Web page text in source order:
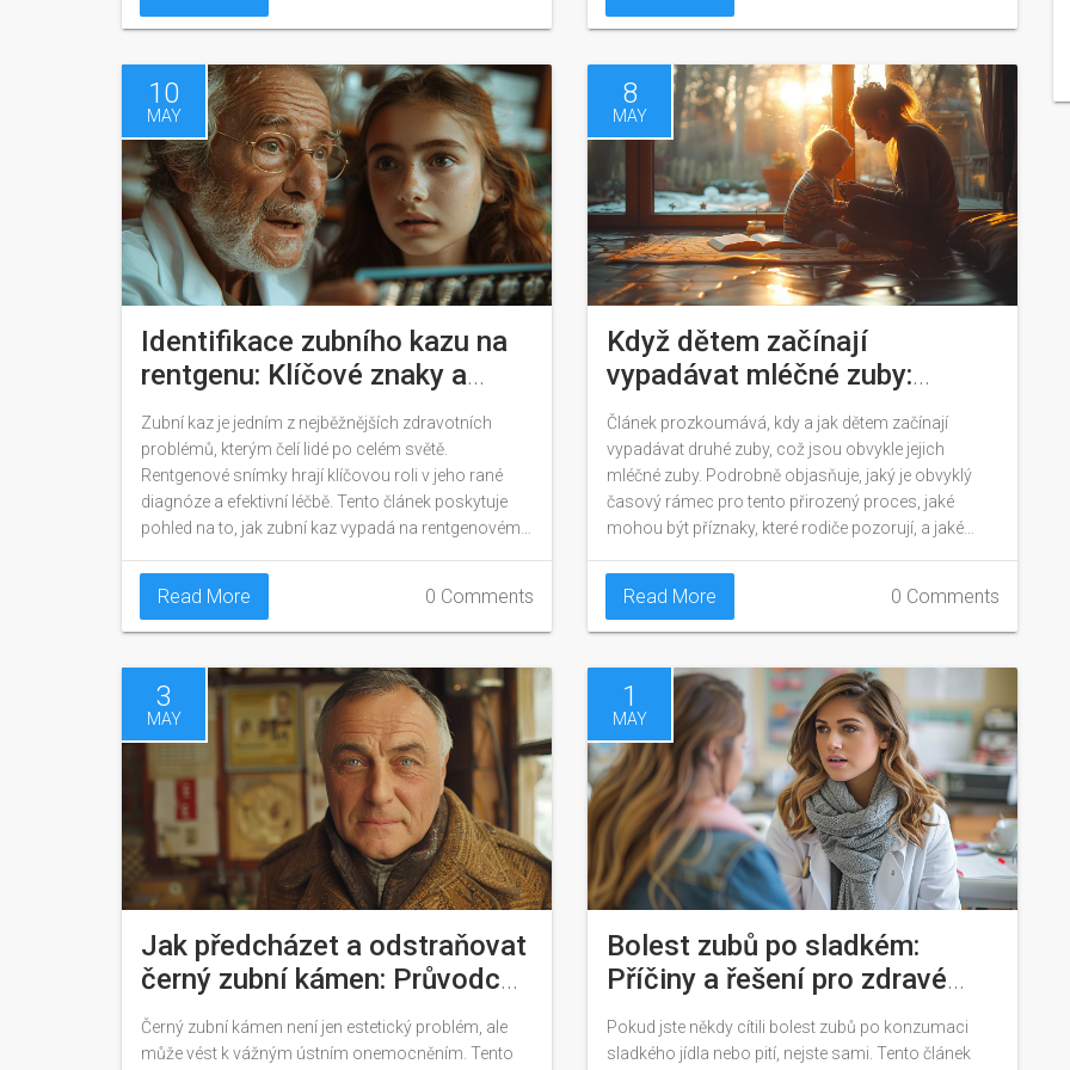
10
MAY
Identifikace zubního kazu na
rentgenu: Klíčové znaky a
diagnostika
Zubní kaz je jedním z nejběžnějších zdravotních
problémů, kterým čelí lidé po celém světě.
Rentgenové snímky hrají klíčovou roli v jeho rané
diagnóze a efektivní léčbě. Tento článek poskytuje
pohled na to, jak zubní kaz vypadá na rentgenovém
lze pomocí těchto snímků rozlišit různé stadia kazu.
Srozumitelně objasníme, proč je pravidelná
diagnostika důležitá a jaké preventivní kroky můžete
Read More 0 Comments
8
MAY
Když dětem začínají
vypadávat mléčné zuby:
Průvodce pro rodiče
Článek prozkoumává, kdy a jak dětem začínají
vypadávat druhé zuby, což jsou obvykle jejich
mléčné zuby. Podrobně objasňuje, jaký je obvyklý
časový rámec pro tento přirozený proces, jaké
mohou být příznaky, které rodiče pozorují, a jaké
stálých zubů svých dětí. Tento článek nabízí užitečné
tipy pro rodiče jak pomoci dětem zvládnout tento
důležitý milník ve vývoji.
Read More 0 Comments
3
MAY
Jak předcházet a odstraňovat
černý zubní kámen: Průvodce
účinnými metodami
Černý zubní kámen není jen estetický problém, ale
může vést k vážným ústním onemocněním. Tento
1
MAY
Bolest zubů po sladkém:
Příčiny a řešení pro zdravé
zuby
Pokud jste někdy cítili bolest zubů po konzumaci
sladkého jídla nebo pití, nejste sami. Tento článek